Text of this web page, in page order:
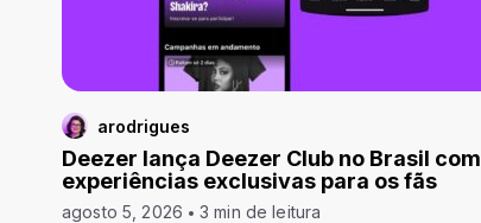
arodrigues
Deezer lança Deezer Club no Brasil com
experiências exclusivas para os fãs
agosto 5, 2026 3 min de leitura